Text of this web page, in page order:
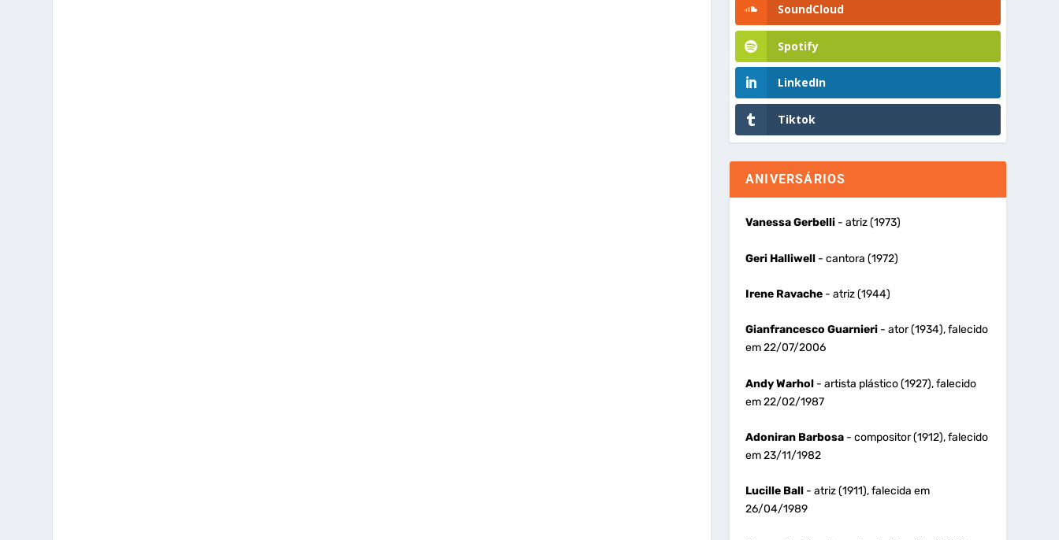
SoundCloud
Spotify
LinkedIn
Tiktok
ANIVERSÁRIOS
Vanessa Gerbelli- atriz (1973)
Geri Halliwell- cantora (1972)
Irene Ravache- atriz (1944)
Gianfrancesco Guarnieri- ator (1934), falecido
em 22/07/2006
Andy Warhol- artista plástico (1927), falecido
em 22/02/1987
Adoniran Barbosa- compositor (1912), falecido
em 23/11/1982
Lucille Ball- atriz (1911), falecida em
26/04/1989